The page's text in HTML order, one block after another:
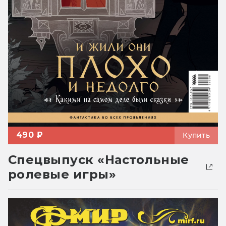
490 ₽ Купить
Спецвыпуск «Настольные
ролевые игры»